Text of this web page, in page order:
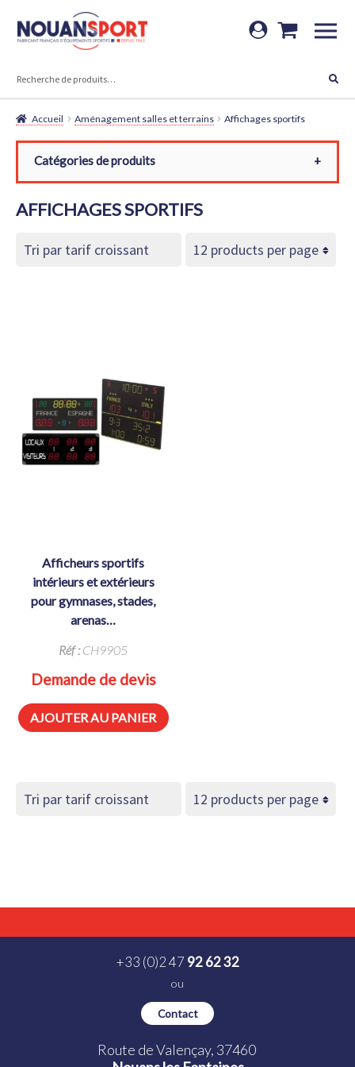
Aller
Aller
Accueil Aménagement salles et terrains Affichages sportifs
AFFICHAGES SPORTIFS
afficheurs sportifs
intérieurs et extérieurs
pour gymnases, stades,
arenas…
Réf :CH9905
Demande de devis
AJOUTER AU PANIER
Catégories de produits
Aménagement salles et terrains
Affichages sportifs
+33 (0)2 47 92 62 32
ou
Contact
Route de Valençay, 37460